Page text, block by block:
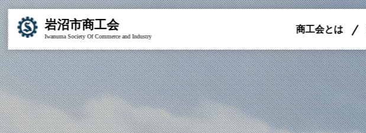
岩沼市商工会
Iwanuma Society Of Commerce and Industry
商工会とは